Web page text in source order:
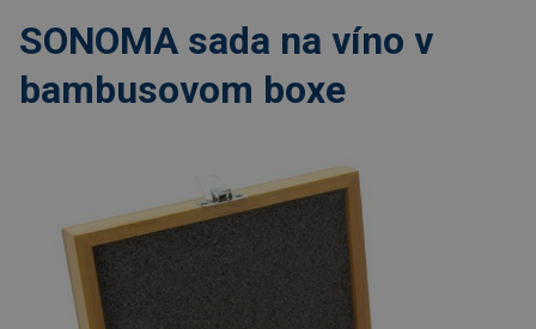
SONOMA sada na víno v
bambusovom boxe